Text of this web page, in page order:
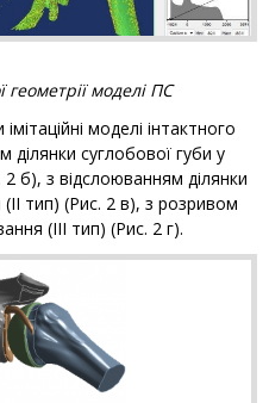
моделі ПС
моделі інтактного
суглобової губи у
2 б), з відслоюванням ділянки
тип) (Рис. 2 в), з розривом
(ІІІ тип) (Рис. 2 г).